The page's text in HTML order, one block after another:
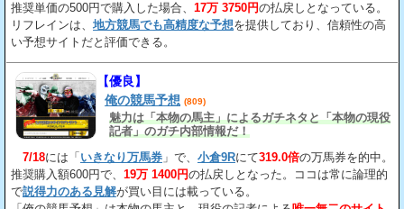
推奨単価の500円で購入した場合、 17万 3750円の払戻しとなっている。
リフレインは、 地方競馬でも高精度な予想を提供しており、信頼性の高
い予想サイトだと評価できる。
【優良】
俺の競馬予想 (809)
魅力は「本物の馬主」によるガチネタと「本物の現役
記者」のガチ内部情報だ！
7/18には「 いきなり万馬券 」で、 小倉9Rにて319.0倍の万馬券を的中。
推奨購入額600円で、 19万 1400円の払戻しとなった。ココは常に論理的
で説得力のある見解が買い目には載っている。